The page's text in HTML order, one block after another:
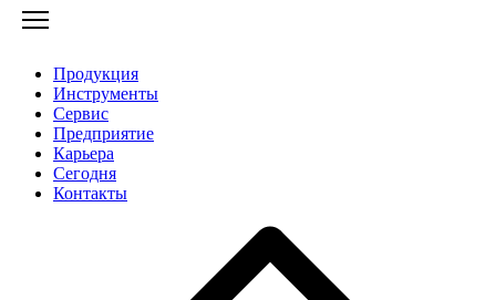
Продукция
Инструменты
Сервис
Предприятие
Карьера
Cегодня
Контакты